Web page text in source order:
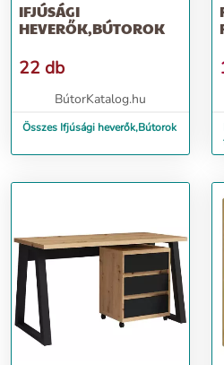
IFJÚSÁGI
HEVERŐK,BÚTOROK
22 db
BútorKatalog.hu
Összes Ifjúsági heverők,Bútorok